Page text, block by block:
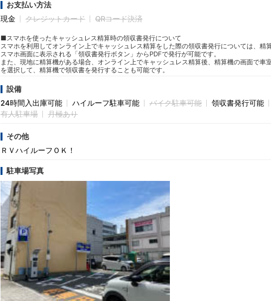
お支払い方法
現金
クレジットカード QRコード決済
■スマホを使ったキャッシュレス精算時の領収書発行について
スマホを利用してオンライン上でキャッシュレス精算をした際の領収書発行については、精
スマホ画面に表示される「領収書発行ボタン」からPDFで発行が可能です。
また、現地に精算機がある場合、オンライン上でキャッシュレス精算後、精算機の画面で車
を選択して、精算機で領収書を発行することも可能です。
設備
24時間入出庫可能
ハイルーフ駐車可能 バイク駐車可能
領収書発行可能
有人駐車場
月極あり
その他
ＲＶハイルーフＯＫ！
駐車場写真